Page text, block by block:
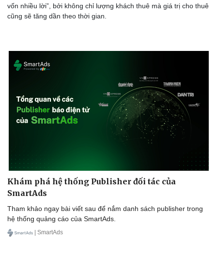
vốn nhiều lời”, bởi không chỉ lượng khách thuê mà giá trị cho thuê
cũng sẽ tăng dần theo thời gian.
Khám phá hệ thống Publisher đối tác của
SmartAds
Tham khảo ngay bài viết sau để nắm danh sách publisher trong
hệ thống quảng cáo của SmartAds.
| SmartAds